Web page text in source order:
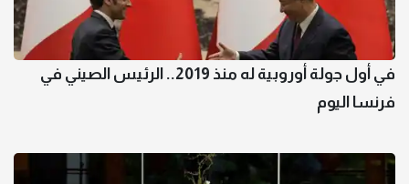
في أول جولة أوروبية له منذ 2019.. الرئيس الصيني في
فرنسا اليوم